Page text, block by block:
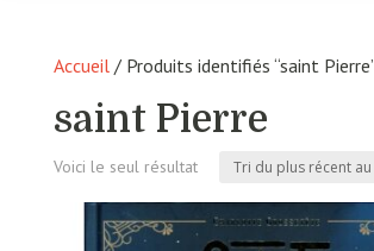
Accueil/ Produits identifiés “saint
saint Pierre
Voici le seul résultat